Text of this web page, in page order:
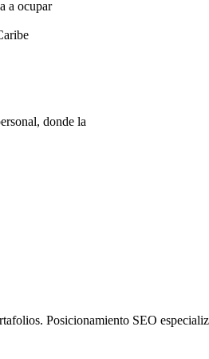
a ocupar
donde la
Posicionamiento SEO